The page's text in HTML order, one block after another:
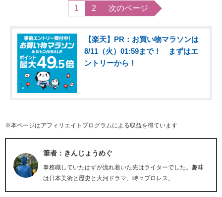
1 2 次のページ
【楽天】PR：お買い物マラソンは
8/11（火）01:59まで！ まずはエ
ントリーから！
※本ページはアフィリエイトプログラムによる収益を得ています
筆者：きんじょうめぐ
事務職していたはずが流れ着いた先はライターでした。趣味
は日本美術と歴史と大河ドラマ、時々プロレス。